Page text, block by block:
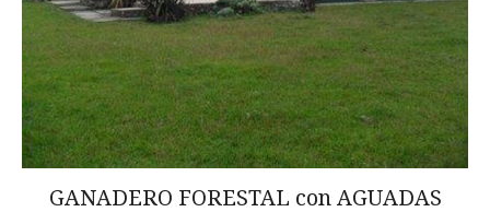
GANADERO FORESTAL con AGUADAS